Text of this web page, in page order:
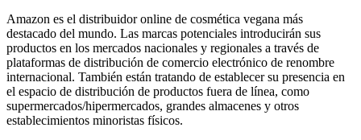
Amazon es el distribuidor online de cosmética vegana más
destacado del mundo. Las marcas potenciales introducirán sus
productos en los mercados nacionales y regionales a través de
plataformas de distribución de comercio electrónico de renombre
internacional. También están tratando de establecer su presencia en
el espacio de distribución de productos fuera de línea, como
supermercados/hipermercados, grandes almacenes y otros
establecimientos minoristas físicos.